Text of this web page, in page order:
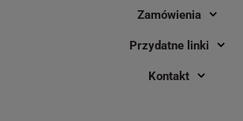
Zamówienia
Przydatne linki
Kontakt